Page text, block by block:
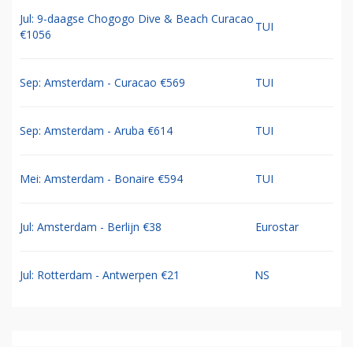
Jul: 9-daagse Chogogo Dive & Beach Curacao
€1056
TUI
Sep: Amsterdam - Curacao €569 TUI
Sep: Amsterdam - Aruba €614 TUI
Mei: Amsterdam - Bonaire €594 TUI
Jul: Amsterdam - Berlijn €38 Eurostar
Jul: Rotterdam - Antwerpen €21 NS